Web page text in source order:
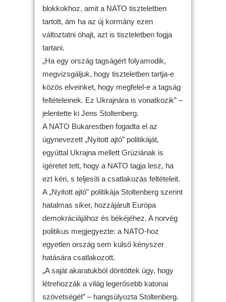
blokkokhoz, amit a NATO tiszteletben
tartott, ám ha az új kormány ezen
változtatni óhajt, azt is tiszteletben fogja
tartani.
„Ha egy ország tagságért folyamodik,
megvizsgáljuk, hogy tiszteletben tartja-e
közös elveinket, hogy megfelel-e a tagság
feltételeinek. Ez Ukrajnára is vonatkozik” –
jelentette ki Jens Stoltenberg.
A NATO Bukarestben fogadta el az
úgynevezett „Nyitott ajtó” politikáját,
egyúttal Ukrajna mellett Grúziának is
ígéretet tett, hogy a NATO tagja lesz, ha
ezt kéri, s teljesíti a csatlakozás feltételeit.
A „Nyitott ajtó” politikája Stoltenberg szerint
hatalmas siker, hozzájárult Európa
demokráciájához és békéjéhez. A norvég
politikus megjegyezte: a NATO-hoz
egyetlen ország sem külső kényszer
hatására csatlakozott.
„A saját akaratukból döntöttek úgy, hogy
létrehozzák a világ legerősebb katonai
szövetségét” – hangsúlyozta Stoltenberg.